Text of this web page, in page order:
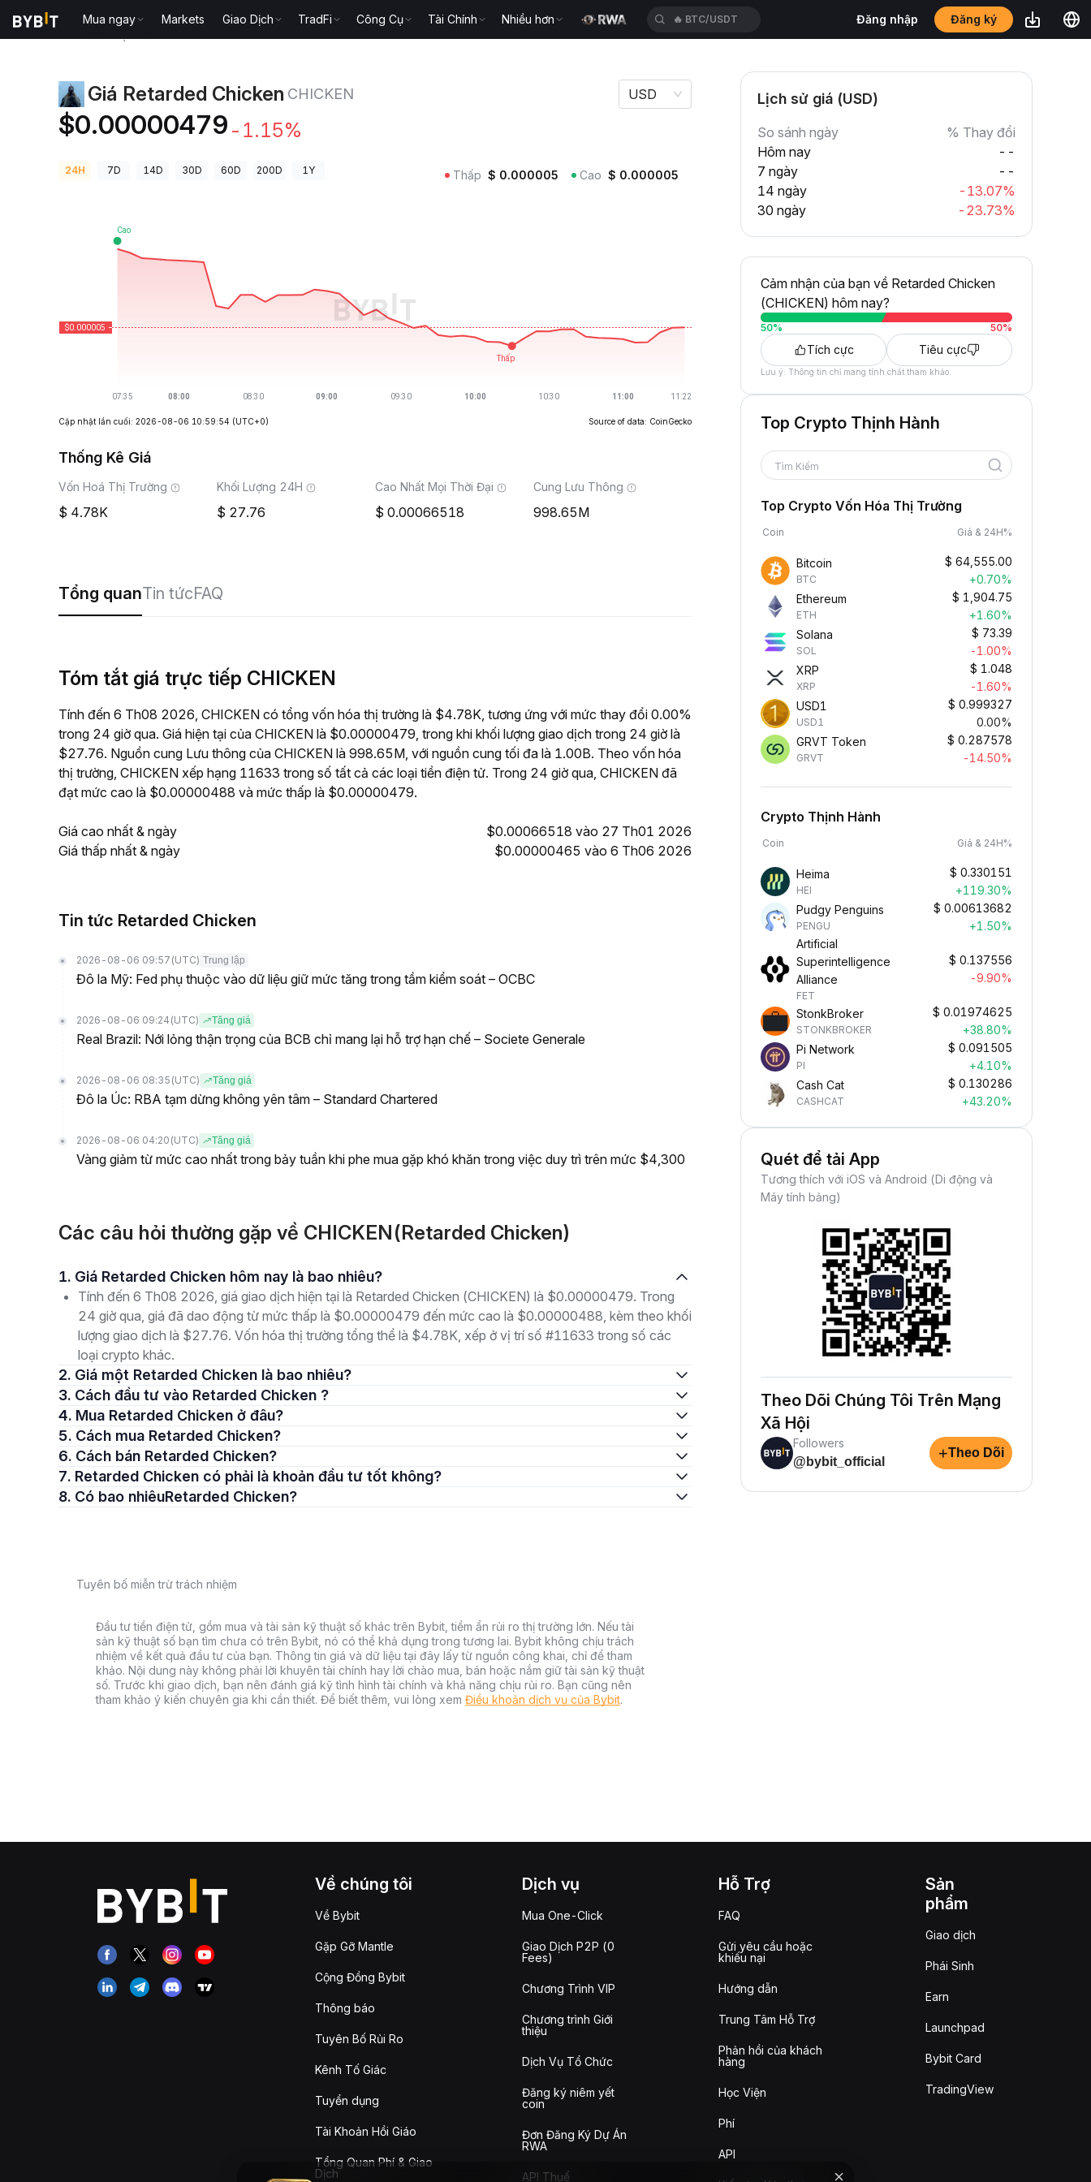
Mua ngay Markets Giao Dịch TradFi Công Cụ Tài Chính Nhiều hơn 🔥 BTC/USDT Đăng nhập Đăng ký
Giá Retarded Chicken CHICKEN
$0.00000479 -1.15%
USD
24H 7D 14D 30D 60D 200D 1Y Thấp $ 0.000005 Cao $ 0.000005
Cập nhật lần cuối: 2026-08-06 10:59:54 (UTC+0) Source of data: CoinGecko
Thống Kê Giá
Vốn Hoá Thị Trường
4.78K
Khối Lượng 24H
27.76
Cao Nhất Mọi Thời Đại
0.00066518
Cung Lưu Thông
998.65M
Tổng quanTin tứcFAQ
Tóm tắt giá trực tiếp CHICKEN
Tính đến 6 Th08 2026, CHICKEN có tổng vốn hóa thị trường là $4.78K, tương ứng với mức thay đổi 0.00%
trong 24 giờ qua. Giá hiện tại của CHICKEN là $0.00000479, trong khi khối lượng giao dịch trong 24 giờ là
$27.76. Nguồn cung Lưu thông của CHICKEN là 998.65M, với nguồn cung tối đa là 1.00B. Theo vốn hóa
thị trường, CHICKEN xếp hạng 11633 trong số tất cả các loại tiền điện tử. Trong 24 giờ qua, CHICKEN đã
đạt mức cao là $0.00000488 và mức thấp là $0.00000479.
Giá cao nhất & ngày
$0.00066518 vào 27 Th01 2026
Giá thấp nhất & ngày
$0.00000465 vào 6 Th06 2026
Tin tức Retarded Chicken
2026-08-06 09:57 (UTC) Trung lập
Đô la Mỹ: Fed phụ thuộc vào dữ liệu giữ mức tăng trong tầm kiểm soát – OCBC
2026-08-06 09:24 (UTC) Tăng giá
Real Brazil: Nới lỏng thận trọng của BCB chỉ mang lại hỗ trợ hạn chế – Societe Generale
2026-08-06 08:35 (UTC) Tăng giá
Đô la Úc: RBA tạm dừng không yên tâm – Standard Chartered
2026-08-06 04:20 (UTC) Tăng giá
Vàng giảm từ mức cao nhất trong bảy tuần khi phe mua gặp khó khăn trong việc duy trì trên mức $4,300
Các câu hỏi thường gặp về CHICKEN(Retarded Chicken)
1. Giá Retarded Chicken hôm nay là bao nhiêu?
Tính đến 6 Th08 2026, giá giao dịch hiện tại là Retarded Chicken (CHICKEN) là $0.00000479. Trong
24 giờ qua, giá đã dao động từ mức thấp là $0.00000479 đến mức cao là $0.00000488, kèm theo khối
lượng giao dịch là $27.76. Vốn hóa thị trường tổng thể là $4.78K, xếp ở vị trí số #11633 trong số các
loại crypto khác.
2. Giá một Retarded Chicken là bao nhiêu?
3. Cách đầu tư vào Retarded Chicken ?
4. Mua Retarded Chicken ở đâu?
5. Cách mua Retarded Chicken?
6. Cách bán Retarded Chicken?
7. Retarded Chicken có phải là khoản đầu tư tốt không?
8. Có bao nhiêuRetarded Chicken?
Tuyên bố miễn trừ trách nhiệm
Đầu tư tiền điện tử, gồm mua và tài sản kỹ thuật số khác trên Bybit, tiềm ẩn rủi ro thị trường lớn. Nếu tài
sản kỹ thuật số bạn tìm chưa có trên Bybit, nó có thể khả dụng trong tương lai. Bybit không chịu trách
nhiệm về kết quả đầu tư của bạn. Thông tin giá và dữ liệu tại đây lấy từ nguồn công khai, chỉ để tham
khảo. Nội dung này không phải lời khuyên tài chính hay lời chào mua, bán hoặc nắm giữ tài sản kỹ thuật
số. Trước khi giao dịch, bạn nên đánh giá kỹ tình hình tài chính và khả năng chịu rủi ro. Bạn cũng nên
tham khảo ý kiến chuyên gia khi cần thiết. Để biết thêm, vui lòng xem Điều khoản dịch vụ của Bybit.
Lịch sử giá (USD)
So sánh ngày
% Thay đổi
Hôm nay
--
7 ngày
--
14 ngày
-13.07%
30 ngày
-23.73%
Cảm nhận của bạn về Retarded Chicken
(CHICKEN) hôm nay?
50% 50%
Tích cực Tiêu cực
Lưu ý: Thông tin chỉ mang tính chất tham khảo.
Top Crypto Thịnh Hành
Tìm Kiếm
Top Crypto Vốn Hóa Thị Trường
Coin Giá & 24H%
Bitcoin
BTC
$ 64,555.00
+0.70%
Ethereum
ETH
$ 1,904.75
+1.60%
Solana
SOL
$ 73.39
-1.00%
XRP
XRP
$ 1.048
-1.60%
USD1
USD1
$ 0.999327
0.00%
GRVT Token
GRVT
$ 0.287578
-14.50%
Crypto Thịnh Hành
Coin Giá & 24H%
Heima
HEI
$ 0.330151
+119.30%
Pudgy Penguins
PENGU
$ 0.00613682
+1.50%
Artificial
Superintelligence
Alliance
FET
$ 0.137556
-9.90%
StonkBroker
STONKBROKER
$ 0.01974625
+38.80%
Pi Network
PI
$ 0.091505
+4.10%
Cash Cat
CASHCAT
$ 0.130286
+43.20%
Quét để tải App
Tương thích với iOS và Android (Di động và
Máy tính bảng)
Theo Dõi Chúng Tôi Trên Mạng
Xã Hội
Followers
@bybit_official
+Theo Dõi
Về chúng tôi
Về Bybit
Gặp Gỡ Mantle
Cộng Đồng Bybit
Thông báo
Tuyên Bố Rủi Ro
Kênh Tố Giác
Tuyển dụng
Tài Khoản Hồi Giáo
Tổng Quan Phí & Giao
Dịch
Dịch vụ
Mua One-Click
Giao Dịch P2P (0
Fees)
Chương Trình VIP
Chương trình Giới
thiệu
Dịch Vụ Tổ Chức
Đăng ký niêm yết
coin
Đơn Đăng Ký Dự Án
RWA
API Thuế
Hỗ Trợ
FAQ
Gửi yêu cầu hoặc
khiếu nại
Hướng dẫn
Trung Tâm Hỗ Trợ
Phản hồi của khách
hàng
Học Viện
Phí
API
Sản
phẩm
Giao dịch
Phái Sinh
Earn
Launchpad
Bybit Card
TradingView